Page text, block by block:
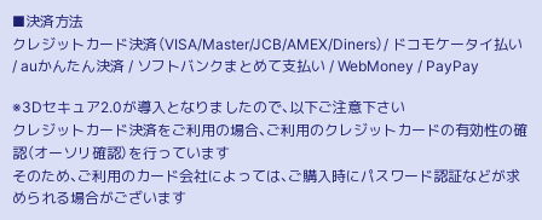
■決済方法
クレジットカード決済（VISA/Master/JCB/AMEX/Diners）/ ドコモケータイ払い
/ auかんたん決済 / ソフトバンクまとめて支払い / WebMoney / PayPay
※3Dセキュア2.0が導入となりましたので、以下ご注意下さい
クレジットカード決済をご利用の場合、ご利用のクレジットカードの有効性の確
認（オーソリ確認）を行っています
そのため、ご利用のカード会社によっては、ご購入時にパスワード認証などが求
められる場合がございます